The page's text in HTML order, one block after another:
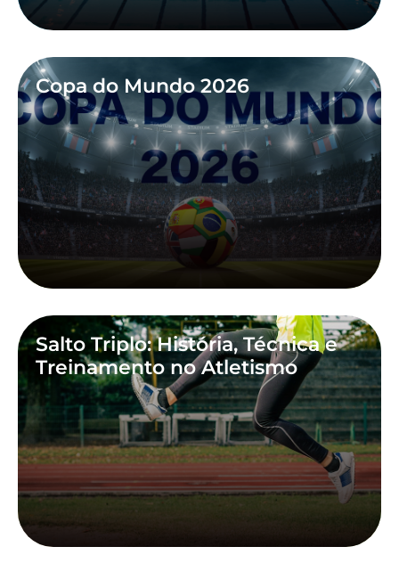
Copa do Mundo 2026
Salto Triplo: História, Técnica e
Treinamento no Atletismo